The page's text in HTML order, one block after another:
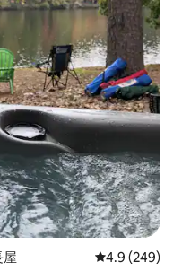
レビュー249
4.9 (249)